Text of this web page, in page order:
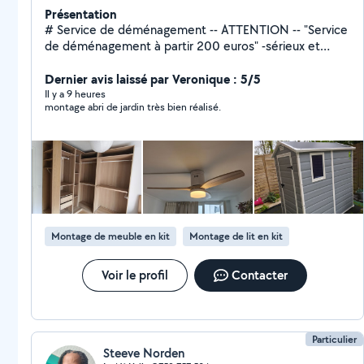
Présentation
# Service de déménagement -- ATTENTION -- "Service
de déménagement à partir 200 euros" -sérieux et
et soigné. -Démonter et remonter des meubles -
Débarrasser l'appartement des meubles -Monteur de
meubles avec plus de 7 ans d'expérience. Travail
aux détails. Je dispose de tous les outils nécessaires
pour un montage propre et solide. Ponctuel, fiable et
respectueux du matériel et de l'espace de mes clients.
-N'hésitez pas à me contacter 07-51-44-97-62 PS. Si je
ne réponds pas dans 30 minutes merci de me joindre
directement par numéro de téléphone Merci
Dernier avis laissé par Veronique : 5/5
Il y a 9 heures
montage abri de jardin très bien réalisé.
Montage de meuble en kit Montage de lit en kit
Voir le profil Contacter
Particulier
Steeve Norden